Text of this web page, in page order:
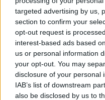
targeted advertising by us,
section to confirm your
opt-out request is
interest-based ads based
us or personal information
your opt-out. You may
disclosure of your personal
IAB’s list of downstream
also be disclosed by us to